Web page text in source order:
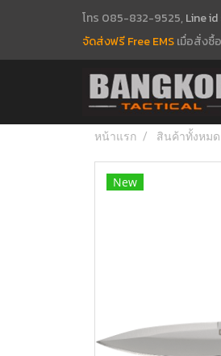
โทร 085-832-9525, Line
จัดส่งฟรี Free EMSเมื่อสั่งซื้
หน้าแรก สินค้าทั้งหมด
New